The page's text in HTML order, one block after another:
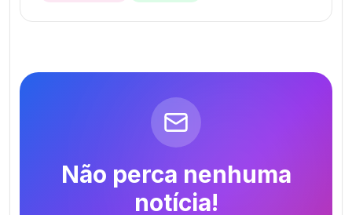
Não perca nenhuma
notícia!